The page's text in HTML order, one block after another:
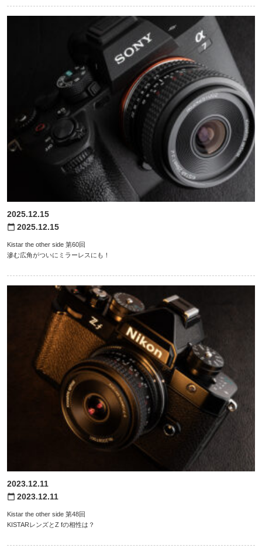
2025.12.15
Kistar the other side 第60回
滲む広角がついにミラーレスにも！
calendar_today 2025.12.15
2023.12.11
Kistar the other side 第48回
KISTARレンズとZ fの相性は？
calendar_today 2023.12.11